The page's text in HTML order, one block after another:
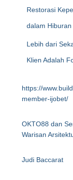
Restorasi
dalam
Lebih dari
Klien Adalah
https://
member-ijobet/
OKTO88 dan
Warisan
Judi Baccarat